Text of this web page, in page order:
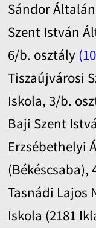
Sándor
Szent István
6/b. osztály
Tiszaújvárosi
Iskola, 3/b.
Baji Szent
Erzsébethelyi
(Békéscsaba),
Tasnádi Lajos
Iskola (2181